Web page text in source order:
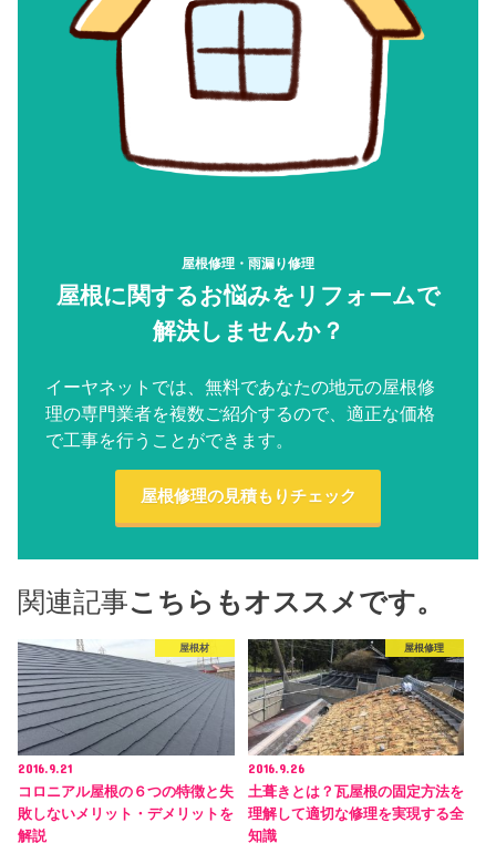
屋根修理・雨漏り修理
屋根に関するお悩みをリフォームで
解決しませんか？
イーヤネットでは、無料であなたの地元の屋根修
理の専門業者を複数ご紹介するので、適正な価格
で工事を行うことができます。
屋根修理の見積もりチェック
関連記事こちらもオススメです。
屋根材
2016.9.21
コロニアル屋根の６つの特徴と失
敗しないメリット・デメリットを
解説
屋根修理
2016.9.26
土葺きとは？瓦屋根の固定方法を
理解して適切な修理を実現する全
知識